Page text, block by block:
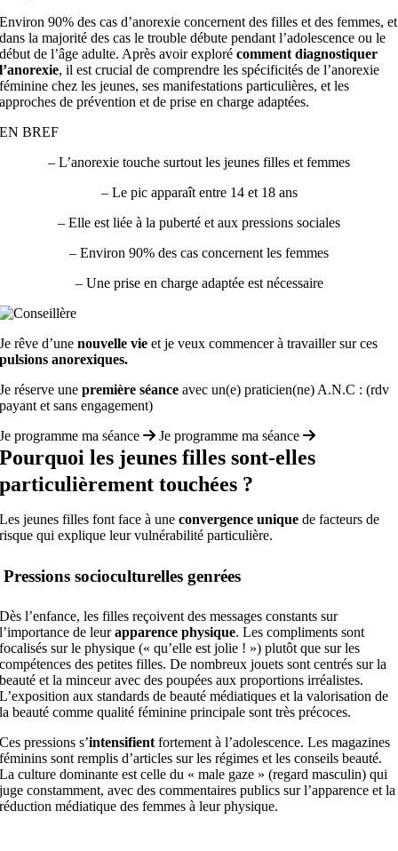
Environ 90% des cas d’anorexie concernent des filles et des femmes, et
dans la majorité des cas le trouble débute pendant l’adolescence ou le
début de l’âge adulte. Après avoir explorécomment diagnostiquer
l’anorexie, il est crucial de comprendre les spécificités de l’anorexie
féminine chez les jeunes, ses manifestations particulières, et les
approches de prévention et de prise en charge adaptées.
EN BREF
– L’anorexie touche surtout les jeunes filles et femmes
– Le pic apparaît entre 14 et 18 ans
– Elle est liée à la puberté et aux pressions sociales
– Environ 90% des cas concernent les femmes
– Une prise en charge adaptée est nécessaire
Je rêve d’unenouvelle vie et je veux commencer à travailler sur ces
pulsions anorexiques.
Je réserve unepremière séance avec un(e) praticien(ne) A.N.C : (rdv
payant et sans engagement)
Je programme ma séance
Je programme ma séance
Pourquoi les jeunes filles sont-elles
particulièrement touchées ?
Les jeunes filles font face à uneconvergence unique de facteurs de
risque qui explique leur vulnérabilité particulière.
Pressions socioculturelles genrées
Dès l’enfance, les filles reçoivent des messages constants sur
l’importance de leurapparence physique. Les compliments sont
focalisés sur le physique (« qu’elle est jolie ! ») plutôt que sur les
compétences des petites filles. De nombreux jouets sont centrés sur la
beauté et la minceur avec des poupées aux proportions irréalistes.
L’exposition aux standards de beauté médiatiques et la valorisation de
la beauté comme qualité féminine principale sont très précoces.
Ces pressions s’intensifient fortement à l’adolescence. Les magazines
féminins sont remplis d’articles sur les régimes et les conseils beauté.
La culture dominante est celle du « male gaze » (regard masculin) qui
juge constamment, avec des commentaires publics sur l’apparence et la
réduction médiatique des femmes à leur physique.